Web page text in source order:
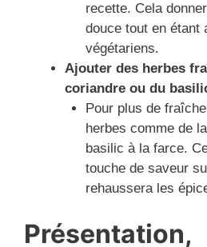
recette. Cela
douce tout en étant
végétariens.
Ajouter des herbes
coriandre ou du
Pour plus de
herbes comme de
basilic à la farce.
touche de saveur
rehaussera les
Présentation,